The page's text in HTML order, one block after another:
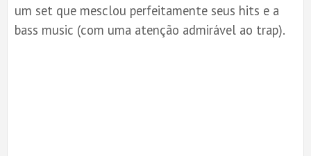
um set que mesclou perfeitamente seus hits e a
bass music (com uma atenção admirável ao trap).